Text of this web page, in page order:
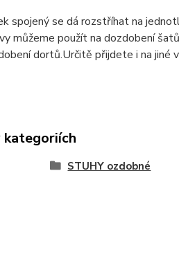
spojený se dá rozstříhat na
můžeme použít na dozdobení
dortů.Určitě přijdete i na jiné
kategoriích
STUHY ozdobné